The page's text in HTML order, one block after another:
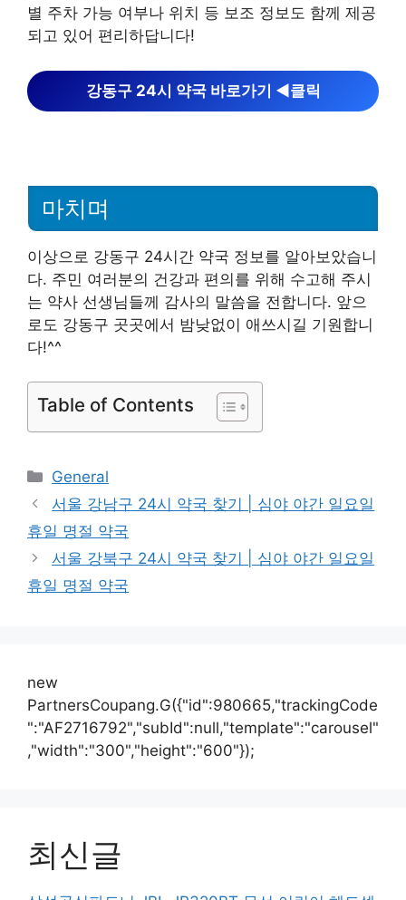
별 주차 가능 여부나 위치 등 보조 정보도 함께 제공
되고 있어 편리하답니다!
강동구 24시 약국 바로가기 ◀︎클릭
마치며
이상으로 강동구 24시간 약국 정보를 알아보았습니
다. 주민 여러분의 건강과 편의를 위해 수고해 주시
는 약사 선생님들께 감사의 말씀을 전합니다. 앞으
로도 강동구 곳곳에서 밤낮없이 애쓰시길 기원합니
다!^^
Table of Contents
카
테
리
General
서울 강남구 24시 약국 찾기 | 심야 야간 일요일
휴일 명절 약국
서울 강북구 24시 약국 찾기 | 심야 야간 일요일
휴일 명절 약국
new
PartnersCoupang.G({"id":980665,"trackingCode
":"AF2716792","subId":null,"template":"carousel"
,"width":"300","height":"600"});
최신글